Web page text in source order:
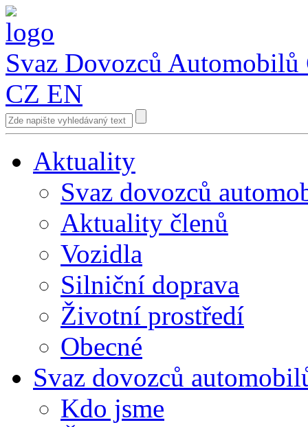
Svaz Dovozců Automobilů
CZ EN
Aktuality
Svaz dovozců
Aktuality členů
Vozidla
Silniční doprava
Životní prostředí
Obecné
Svaz dovozců
Kdo jsme